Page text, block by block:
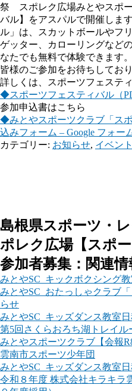
祭 スポレク広場みとやスポ
バル】をアスパルで開催しま
ル」は、スカットボールやフ
ゲッター、カローリングなど
なたでも無料で体験できます。
皆様のご参加をお待ちしており
詳しくは、スポーツフェステ
◆スポーツフェスティバル（
参加申込書はこちら
◆みとやスポーツクラブ「ス
込みフォーム – Google フォー
カテゴリー: お知らせ, イベン
島根県スポーツ・
ポレク広場【スポ
参加者募集：関連情
みとやSC_キックボクシング
みとやSC_おたっしゃクラブ
らせ
みとやSC_キッズダンス教室
第5回さくらおろち湖トレイ
みとやスポーツクラブ【会報
雲南市スポーツ少年団
みとやSC_キッズダンス教室
令和８年度 株式会社キラキラ